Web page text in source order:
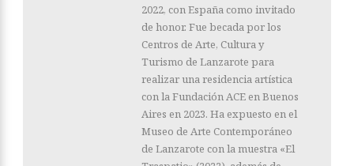
2022, con España como invitado
de honor. Fue becada por los
Centros de Arte, Cultura y
Turismo de Lanzarote para
realizar una residencia artística
con la Fundación ACE en Buenos
Aires en 2023. Ha expuesto en el
Museo de Arte Contemporáneo
de Lanzarote con la muestra «El